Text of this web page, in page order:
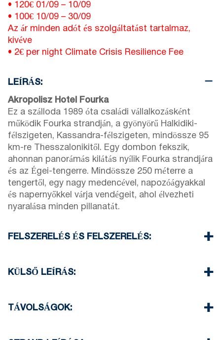
• 120€ 01/09 – 10/09
• 100€ 10/09 – 30/09
Az ár minden adót és szolgáltatást tartalmaz,
kivéve
• 2€ per night Climate Crisis Resilience Fee
LEÍRÁS:
Akropolisz Hotel Fourka
Ez a szálloda 1989 óta családi vállalkozásként
működik Fourka strandján, a gyönyörű Halkidiki-
félszigeten, Kassandra-félszigeten, mindössze 95
km-re Thesszalonikitől. Egy dombon fekszik,
ahonnan panorámás kilátás nyílik Fourka strandjára
és az Égei-tengerre. Mindössze 250 méterre a
tengertől, egy nagy medencével, napozóágyakkal
és napernyőkkel várja vendégeit, ahol élvezheti
nyaralása minden pillanatát.
FELSZERELÉS ÉS FELSZERELÉS:
ételeket szolgálunk fel reggelire és vacsorára,
medencebárunkban ingyenes napernyők és
partik lebonyolítására.
KÜLSŐ LEÍRÁS:
szállodánktól.
biztosítunk italok vagy harapnivalók rendelése
TÁVOLSÁGOK:
Fourka falu 900 m